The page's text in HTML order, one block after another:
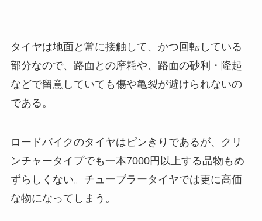
タイヤは地面と常に接触して、かつ回転している
部分なので、路面との摩耗や、路面の砂利・隆起
などで留意していても傷や亀裂が避けられないの
である。
ロードバイクのタイヤはピンきりであるが、クリ
ンチャータイプでも一本7000円以上する品物もめ
ずらしくない。チューブラータイヤでは更に高価
な物になってしまう。